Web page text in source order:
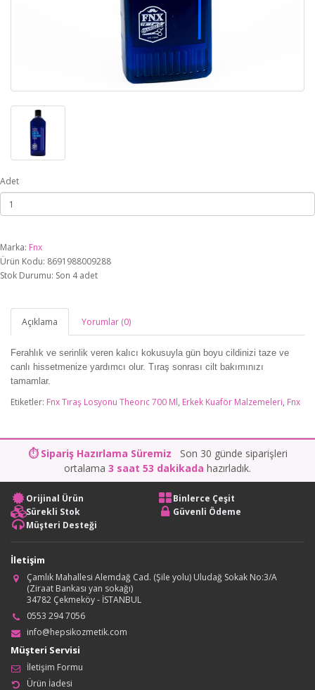
Adet
Marka: Fnx
Ürün Kodu: 8691988009288
Stok Durumu: Son 4 adet
Açıklama Yorumlar (0)
Ferahlık ve serinlik veren kalıcı kokusuyla gün boyu cildinizi taze ve
canlı hissetmenize yardımcı olur. Tıraş sonrası cilt bakımınızı
tamamlar.
Etiketler: Fnx Tıraş Losyonu Theorıc 700 Ml, Erkek Kuaför Malzemeleri, Fnx
⏱ Sipariş Hazırlama Süremiz Son 30 günde siparişleri
ortalama 3 saat 53 dakikada hazırladık.
Orijinal Ürün
Binlerce Çeşit
Sürekli Stok
Güvenli Ödeme
Müşteri Desteği
İletişim
Çamlık Mahallesi Alemdağ Cad. (Şile yolu) Uludağ Sokak No:3/A
(Ziraat Bankası yan sokağı)
34782 Çekmeköy - İSTANBUL
0553 294 7056
info@hepsikozmetik.com
Müşteri Servisi
İletişim Formu
Ürün İadesi